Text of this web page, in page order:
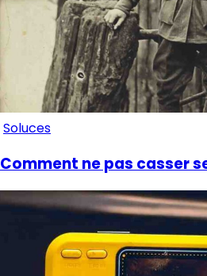
Soluces
Comment ne pas casser